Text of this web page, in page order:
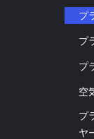
プ
プ
プ
空
プ
ヤ